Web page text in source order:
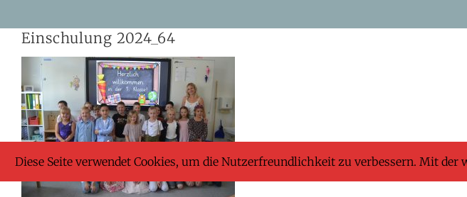
Einschulung 2024_64
Diese Seite verwendet Cookies, um die Nutzerfreundlichkeit zu verbessern. Mit der